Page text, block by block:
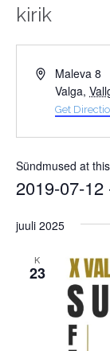
kirik
AddressMaleva 8
Valga,
Get
Sündmused at
2019-07-12
date.
juuli 2025
K
23